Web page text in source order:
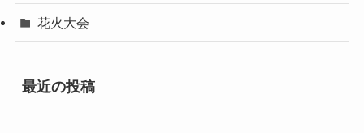
花火大会
最近の投稿